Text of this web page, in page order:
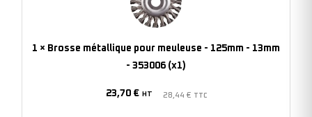
meuleuse
-
-
1 × Brosse métallique pour meuleuse - 125mm - 13mm
- 353006 (x1)
23,70 € HT 28,44 € TTC